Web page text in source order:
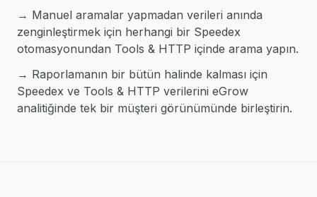
→ Manuel aramalar yapmadan verileri anında
zenginleştirmek için herhangi bir Speedex
otomasyonundan Tools & HTTP içinde arama yapın.
→ Raporlamanın bir bütün halinde kalması için
Speedex ve Tools & HTTP verilerini eGrow
analitiğinde tek bir müşteri görünümünde birleştirin.